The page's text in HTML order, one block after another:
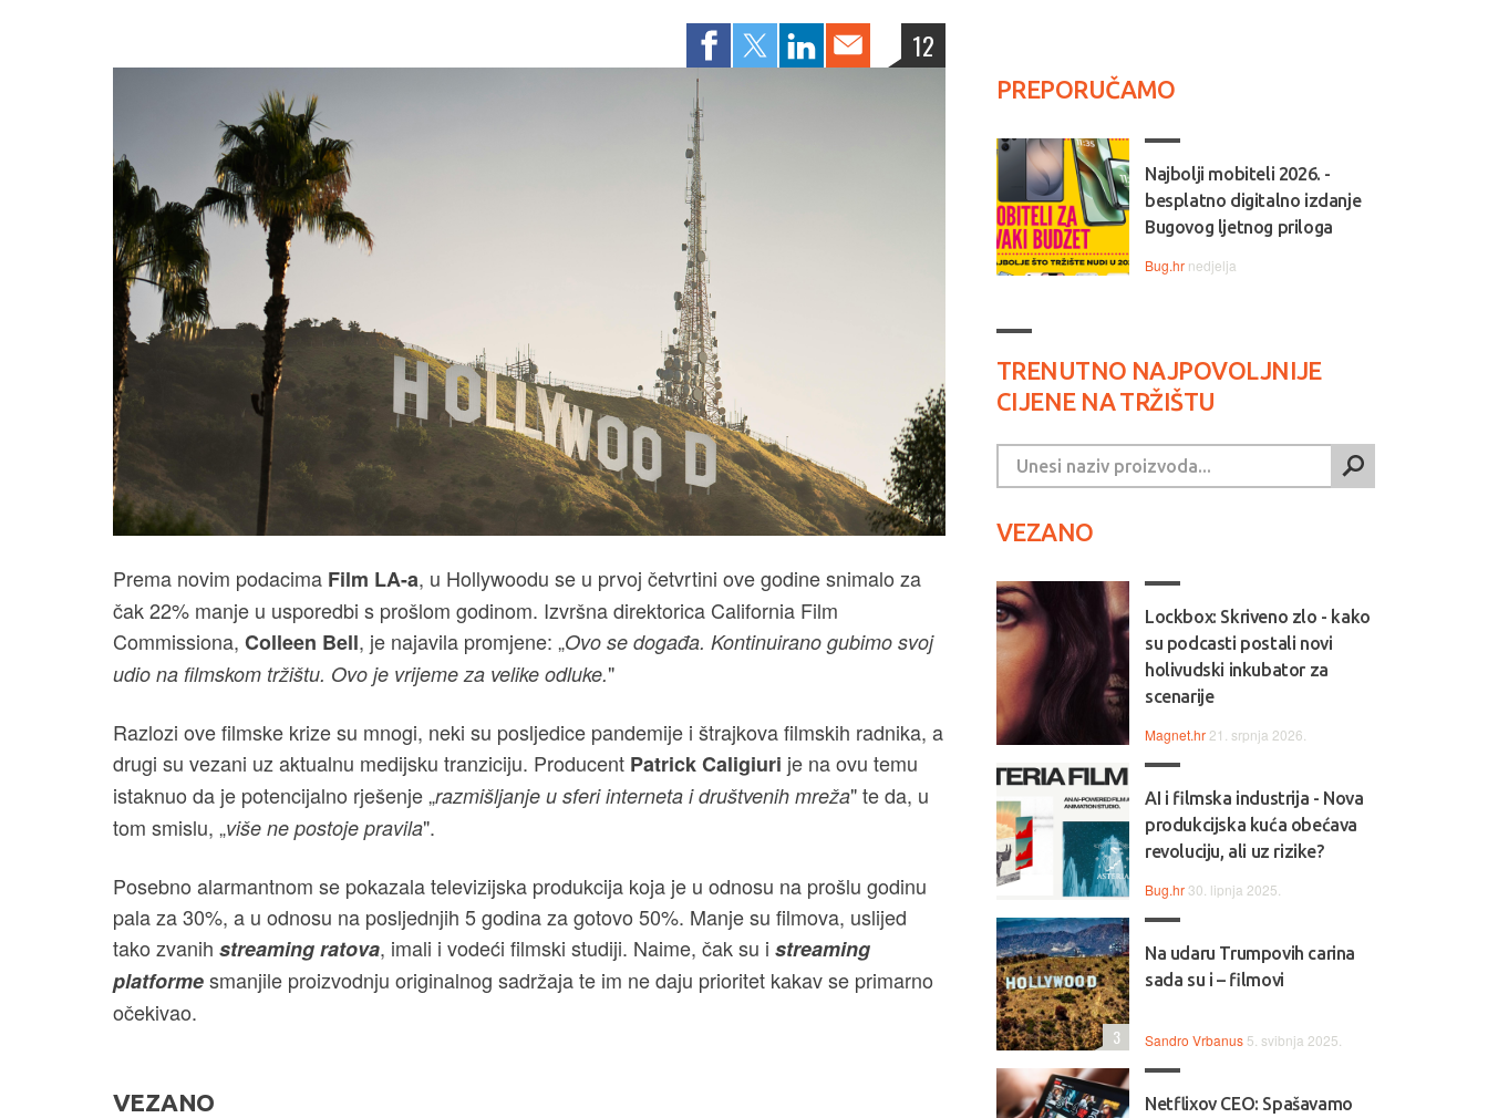
12
Prema novim podacima Film LA-a, u Hollywoodu se u prvoj četvrtini ove godine snimalo za
čak 22% manje u usporedbi s prošlom godinom. Izvršna direktorica California Film
Commissiona, Colleen Bell, je najavila promjene: „Ovo se događa. Kontinuirano gubimo svoj
udio na filmskom tržištu. Ovo je vrijeme za velike odluke."
Razlozi ove filmske krize su mnogi, neki su posljedice pandemije i štrajkova filmskih radnika, a
drugi su vezani uz aktualnu medijsku tranziciju. Producent Patrick Caligiuri je na ovu temu
istaknuo da je potencijalno rješenje „razmišljanje u sferi interneta i društvenih mreža" te da, u
tom smislu, „više ne postoje pravila".
Posebno alarmantnom se pokazala televizijska produkcija koja je u odnosu na prošlu godinu
pala za 30%, a u odnosu na posljednjih 5 godina za gotovo 50%. Manje su filmova, uslijed
tako zvanih streamingratova, imali i vodeći filmski studiji. Naime, čak su i streaming
platformesmanjile proizvodnju originalnog sadržaja te im ne daju prioritet kakav se primarno
očekivao.
VEZANO
PREPORUČAMO
Najbolji mobiteli 2026. -
besplatno digitalno izdanje
Bugovog ljetnog priloga
Bug.hr nedjelja
TRENUTNO NAJPOVOLJNIJE
CIJENE NA TRŽIŠTU
VEZANO
Lockbox: Skriveno zlo - kako
su podcasti postali novi
holivudski inkubator za
scenarije
Magnet.hr 21. srpnja 2026.
AI i filmska industrija - Nova
produkcijska kuća obećava
revoluciju, ali uz rizike?
Bug.hr 30. lipnja 2025.
Na udaru Trumpovih carina
sada su i – filmovi
Sandro Vrbanus 5. svibnja 2025.
3
Netflixov CEO: Spašavamo